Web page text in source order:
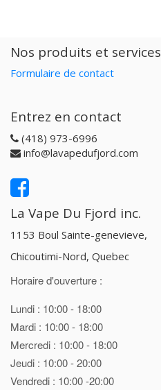
Nos produits et services
Formulaire de contact
Entrez en contact
(418) 973-6996
info@lavapedufjord.com
La Vape Du Fjord inc.
1153 Boul Sainte-genevieve,
Chicoutimi-Nord, Quebec
Horaire d'ouverture :
Lundi : 10:00 - 18:00
Mardi : 10:00 - 18:00
Mercredi : 10:00 - 18:00
Jeudi : 10:00 - 20:00
Vendredi : 10:00 -20:00